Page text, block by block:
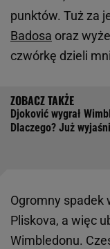
punktów. Tuż za
Badosa oraz
czwórkę dzieli
Djoković wygrał
Dlaczego? Już
Ogromny spadek
Pliskova, a więc
Wimbledonu.